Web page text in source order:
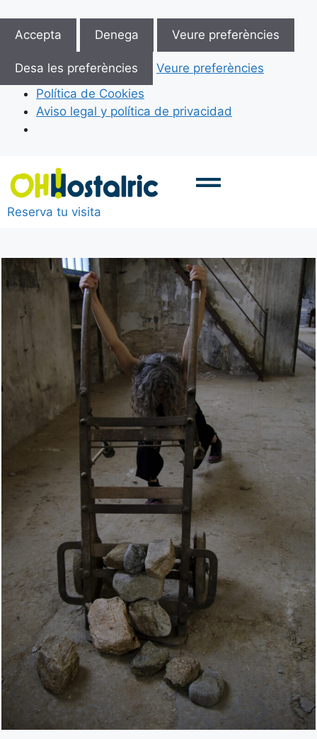
Accepta Denega Veure preferències
Desa les preferències
Veure preferències
Política de Cookies
Aviso legal y política de privacidad
Reserva tu visita